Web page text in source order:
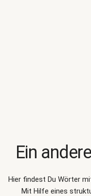
Ein
Hier findest Du Wörter
Mit Hilfe eines